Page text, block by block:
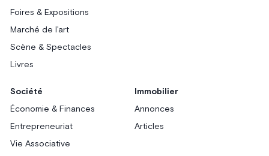
Foires & Expositions
Marché de l'art
Scène & Spectacles
Livres
Société
Économie & Finances
Entrepreneuriat
Vie Associative
Immobilier
Annonces
Articles